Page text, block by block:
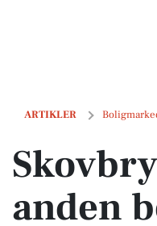
ARTIKLER
Skovbrynet 48 og 1
anden